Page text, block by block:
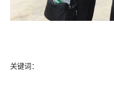
关键词：